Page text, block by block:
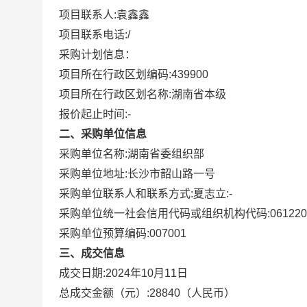
项目联系人:袁鑫鑫
项目联系电话:/
采购计划信息：
项目所在行政区划编码:439900
项目所在行政区划名称:湖南省本级
报价起止时间:-
二、采购单位信息
采购单位名称:湖南省委组织部
采购单位地址:长沙市韶山路一号
采购单位联系人和联系方式:夏志立:-
采购单位统一社会信用代码或组织机构代码:
采购单位预算编码:007001
三、成交信息
成交日期:2024年10月11日
总成交金额（元）:28840 （人民币）